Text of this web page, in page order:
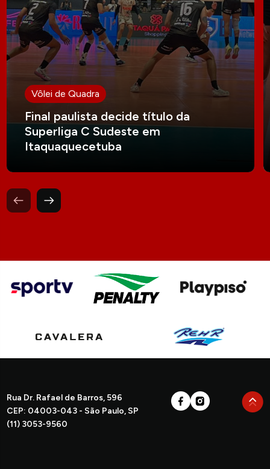
Vôlei de Quadra
Final paulista decide título da
Superliga C Sudeste em
Itaquaquecetuba
Rua Dr. Rafael de Barros, 596
CEP: 04003-043 - São Paulo, SP
(11) 3053-9560